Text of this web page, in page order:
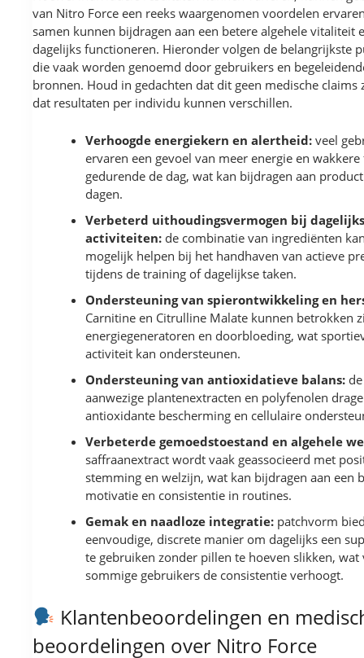
van Nitro Force een reeks waargenomen voordelen
samen kunnen bijdragen aan een betere algehele vitaliteit
dagelijks functioneren. Hieronder volgen de belangrijkste
die vaak worden genoemd door gebruikers en
bronnen. Houd in gedachten dat dit geen medische claims
dat resultaten per individu kunnen verschillen.
Verhoogde energiekern en alertheid: veel
ervaren een gevoel van meer energie en wakkere
gedurende de dag, wat kan bijdragen aan
dagen.
Verbeterd uithoudingsvermogen bij
activiteiten: de combinatie van ingrediënten
mogelijk helpen bij het handhaven van actieve
tijdens de training of dagelijkse taken.
Ondersteuning van spierontwikkeling en
Carnitine en Citrulline Malate kunnen betrokken
energiegeneratoren en doorbloeding, wat
activiteit kan ondersteunen.
Ondersteuning van antioxidatieve balans: de
aanwezige plantenextracten en polyfenolen
antioxidante bescherming en cellulaire
Verbeterde gemoedstoestand en algehele
saffraanextract wordt vaak geassocieerd met
stemming en welzijn, wat kan bijdragen aan een
motivatie en consistentie in routines.
Gemak en naadloze integratie: patchvorm
eenvoudige, discrete manier om dagelijks een
te gebruiken zonder pillen te hoeven slikken, wat
sommige gebruikers de consistentie verhoogt.
Klantenbeoordelingen en
beoordelingen over Nitro Force